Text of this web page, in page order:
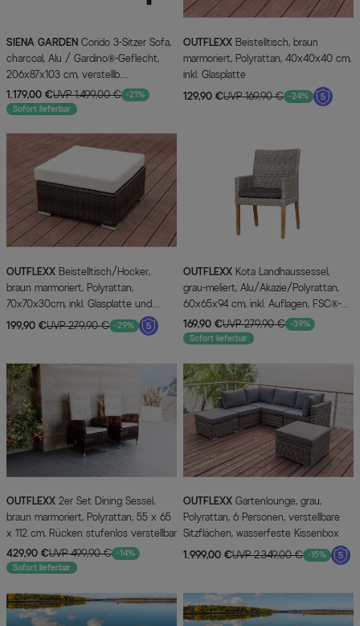
SIENA GARDEN
charcoal, Alu / Gardino®-Geflecht,
206x87x103 cm, verstellb.
Rückenlehnen
1.179,00 €UVP 1.499,00 € -21%
Sofort lieferbar
OUTFLEXX
marmoriert, Polyrattan, 40x40x40 cm,
inkl. Glasplatte
129,90 €UVP 169,90 € -24%
OUTFLEXX
braun marmoriert, Polyrattan,
70x70x30cm, inkl. Glasplatte und
Polster
199,90 €UVP 279,90 € -29%
OUTFLEXX
grau-meliert, Alu/Akazie/Polyrattan,
60x65x94 cm, inkl. Auflagen, FSC®-
zertifiziertes Produkt
169,90 €UVP 279,90 € -39%
Sofort lieferbar
OUTFLEXX
braun marmoriert, Polyrattan, 55 x 65
x 112 cm, Rücken stufenlos verstellbar
429,90 €UVP 499,90 € -14%
Sofort lieferbar
OUTFLEXX
Polyrattan, 6 Personen, verstellbare
Sitzflächen, wasserfeste Kissenbox
1.999,00 €UVP 2.349,00 € -15%